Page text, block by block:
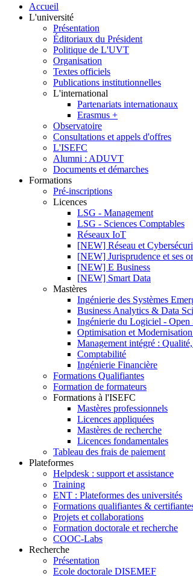
Accueil
L'université
Présentation
Éditoriaux du Président
Politique de L'UVT
Organisation
Textes officiels
Publications institutionnelles
L'international
Partenariats internationaux
Erasmus +
Observatoire
Consultations et appels d'offres
L'ISEFC
Alumni : ADUVT
Documents et démarches
Formations
Pré-inscriptions
Licences
LSG - Management
LSG - Sciences Comptables
Réseaux IoT
[NEW] Réseau et
[NEW] Jurisprudence et ses
[NEW] E Business
[NEW] Smart Data
Mastères
Ingénierie des Systèmes
Business Analytics & Data
Ingénierie du Logiciel - Open
Optimisation et
Management intégré :
Comptabilité
Ingénierie Financière
Formations Qualifiantes
Formation de formateurs
Formations à l'ISEFC
Mastères professionnels
Licences appliquées
Mastères de recherche
Licences fondamentales
Tableau des frais de paiement
Plateformes
Helpdesk : support et assistance
Training
ENT : Plateformes des universités
Formations qualifiantes &
Projets et collaborations
Formation doctorale et recherche
COOC-Labs
Recherche
Présentation
Ecole doctorale DISEMEF